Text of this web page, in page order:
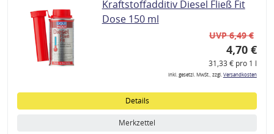
Kraftstoffadditiv Diesel Fließ Fit
Dose 150 ml
UVP 6,49 €
4,70 €
31,33 € pro 1 l
inkl. gesetzl. MwSt., zzgl.Versandkosten
Details
Merkzettel